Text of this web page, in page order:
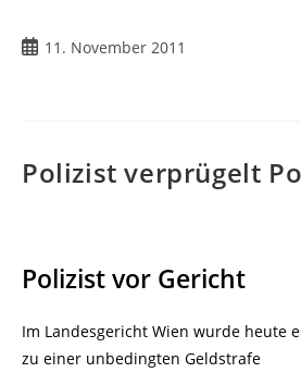
Beitrag11. November 2011
Polizist verprügelt
Polizist vor Gericht
Im Landesgericht Wien wurde heute
zu einer unbedingten Geldstrafe